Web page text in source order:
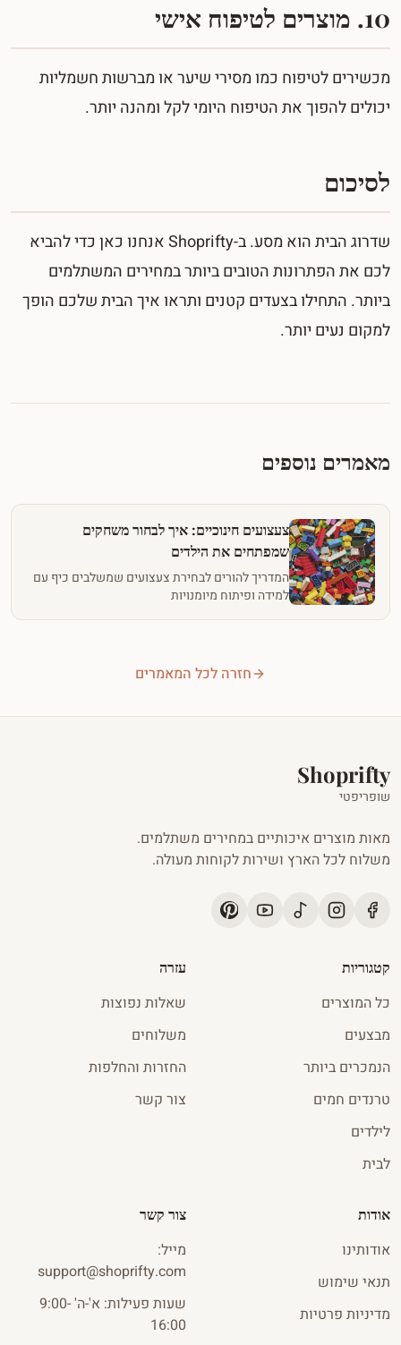
10. מוצרים לטיפוח אישי
מכשירים לטיפוח כמו מסירי שיער או מברשות חשמליות
יכולים להפוך את הטיפוח היומי לקל ומהנה יותר.
לסיכום
שדרוג הבית הוא מסע. ב-Shoprifty אנחנו כאן כדי להביא
לכם את הפתרונות הטובים ביותר במחירים המשתלמים
ביותר. התחילו בצעדים קטנים ותראו איך הבית שלכם הופך
למקום נעים יותר.
מאמרים נוספים
צעצועים חינוכיים: איך לבחור משחקים
שמפתחים את הילדים
המדריך להורים לבחירת צעצועים שמשלבים כיף עם
למידה ופיתוח מיומנויות
חזרה לכל המאמרים
Shoprifty
שופריפטי
מאות מוצרים איכותיים במחירים משתלמים.
משלוח לכל הארץ ושירות לקוחות מעולה.
קטגוריות
כל המוצרים
מבצעים
הנמכרים ביותר
טרנדים חמים
לילדים
לבית
עזרה
שאלות נפוצות
משלוחים
החזרות והחלפות
צור קשר
אודות
אודותינו
תנאי שימוש
מדיניות פרטיות
צור קשר
מייל:
support@shoprifty.com
שעות פעילות: א'-ה' 9:00-
16:00